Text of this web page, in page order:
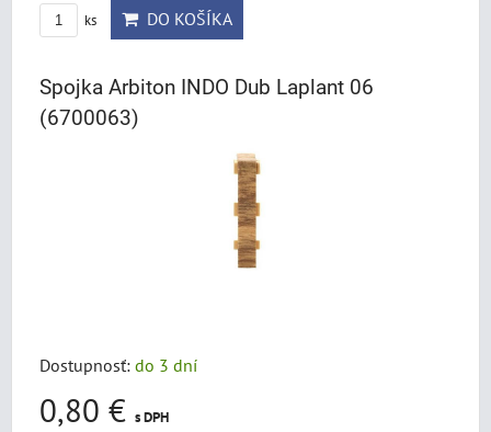
ks DO KOŠÍKA
Spojka Arbiton INDO Dub Laplant 06
(6700063)
Dostupnosť: do 3 dní
0,80 € s DPH